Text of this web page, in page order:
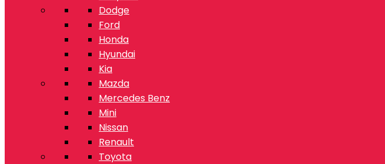
Dodge
Ford
Honda
Hyundai
Kia
Mazda
Mercedes Benz
Mini
Nissan
Renault
Toyota